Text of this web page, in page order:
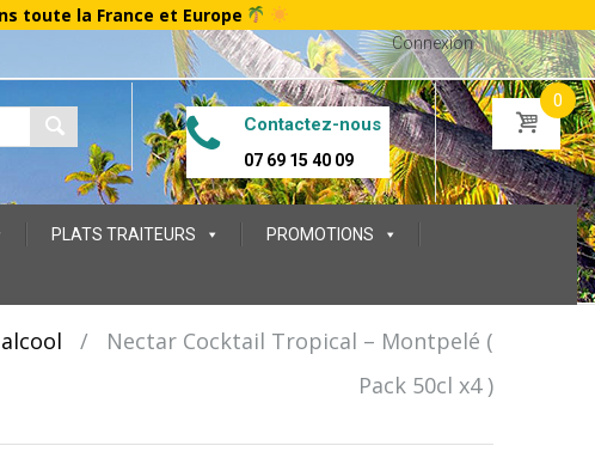
toute la France et Europe
Connexion
Contactez-nous
07 69 15 40 09
0
PLATS TRAITEURS PROMOTIONS
/
Nectar Cocktail Tropical – Montpelé (
Pack 50cl x4 )